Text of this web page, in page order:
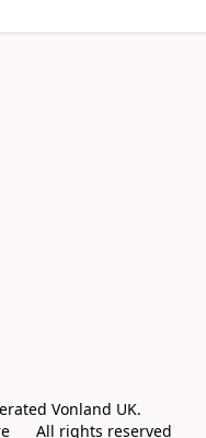
Vonland UK.
All rights reserved